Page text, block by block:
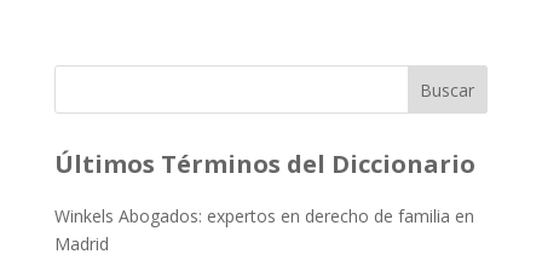
Buscar
Últimos Términos del Diccionario
Winkels Abogados: expertos en derecho de familia en
Madrid